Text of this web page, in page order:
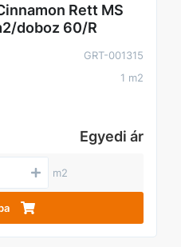
Rett MS
doboz 60/R
GRT-001315
1 m2
Egyedi ár
m2